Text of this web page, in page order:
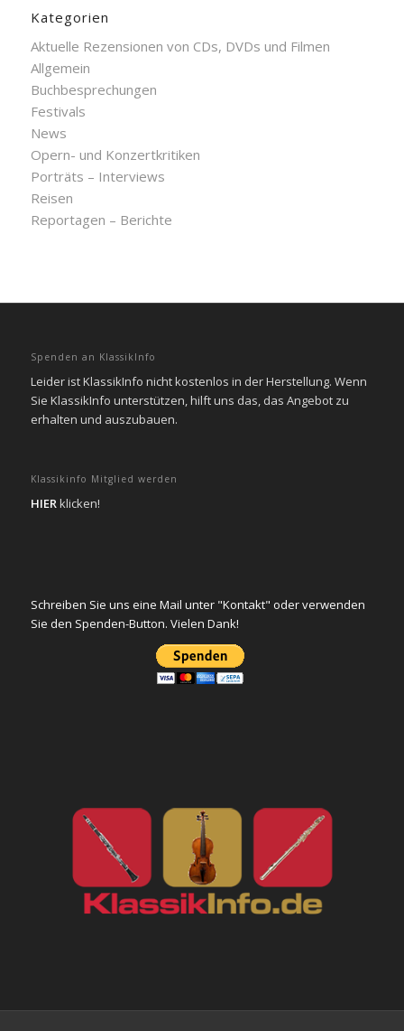
Kategorien
Aktuelle Rezensionen von CDs, DVDs und Filmen
Allgemein
Buchbesprechungen
Festivals
News
Opern- und Konzertkritiken
Porträts – Interviews
Reisen
Reportagen – Berichte
Spenden an KlassikInfo
Leider ist KlassikInfo nicht kostenlos in der Herstellung. Wenn
Sie KlassikInfo unterstützen, hilft uns das, das Angebot zu
erhalten und auszubauen.
Klassikinfo Mitglied werden
HIER klicken!
Schreiben Sie uns eine Mail unter "Kontakt" oder verwenden
Sie den Spenden-Button. Vielen Dank!